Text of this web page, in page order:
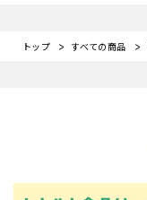
トップ すべての商品